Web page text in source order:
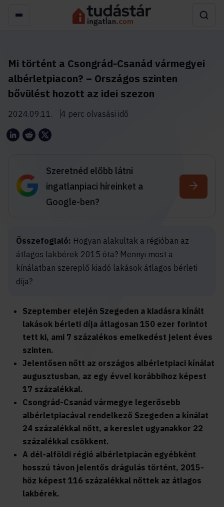
Mi történt a Csongrád-Csanád vármegyei
albérletpiacon? – Országos szinten
bővülést hozott az idei szezon
2024.09.11. 4 perc olvasási idő
Szeretnéd előbb látni
ingatlanpiaci híreinket a
Google-ben?
Összefoglaló: Hogyan alakultak a régióban az
átlagos lakbérek 2015 óta? Mennyi most a
kínálatban szereplő kiadó lakások átlagos bérleti
díja?
Szeptember elején Szegeden a kiadásra kínált
lakások bérleti díja átlagosan 150 ezer forintot
tett ki, ami 7 százalékos emelkedést jelent éves
szinten.
Jelentősen nőtt az országos albérletpiaci kínálat
augusztusban, az egy évvel korábbihoz képest
17 százalékkal.
Csongrád-Csanád vármegye legerősebb
albérletpiacával rendelkező Szegeden a kínálat
24 százalékkal nőtt, a kereslet ugyanakkor 22
százalékkal csökkent.
A dél-alföldi régió albérletpiacán egyébként
hosszú távon jelentős drágulás történt, 2015-
höz képest 116 százalékkal nőttek az átlagos
lakbérek.